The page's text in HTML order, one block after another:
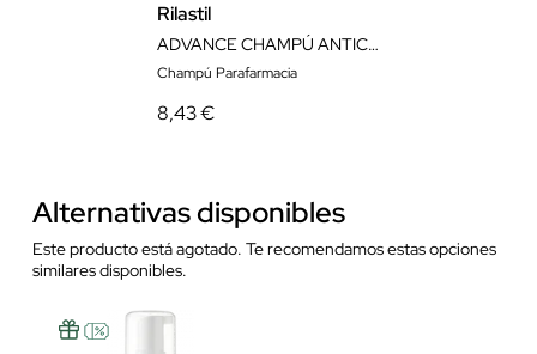
Rilastil
ADVANCE CHAMPÚ ANTICAÍDA 200 ML
Champú Parafarmacia
8,43 €
Alternativas disponibles
Este producto está agotado. Te recomendamos estas opciones
similares disponibles.